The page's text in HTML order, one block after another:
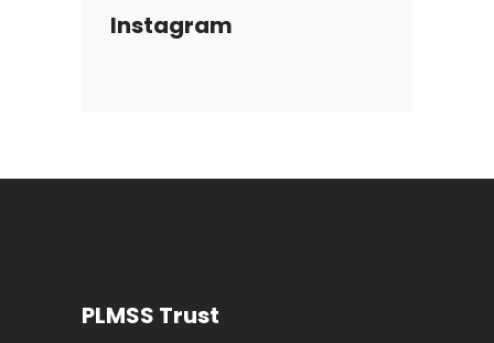
Instagram
PLMSS Trust